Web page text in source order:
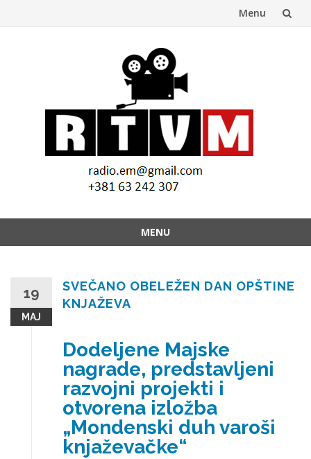
Menu
MENU
19
МАЈ
SVEČANO OBELEŽEN DAN OPŠTINE
KNJAŽEVA
Dodeljene Majske
nagrade, predstavljeni
razvojni projekti i
otvorena izložba
„Mondenski duh varoši
knjaževačke“